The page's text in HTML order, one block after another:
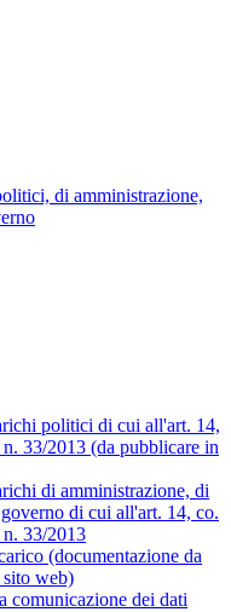
di amministrazione,
politici di cui all'art. 14,
33/2013 (da pubblicare in
di amministrazione, di
di cui all'art. 14, co.
33/2013
(documentazione da
web)
comunicazione dei dati